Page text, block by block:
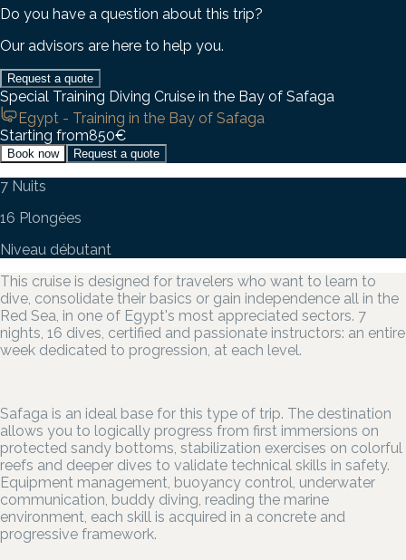
Do you have a question about this trip?
Our advisors are here to help you.
Request a quote
Special Training Diving Cruise in the Bay of Safaga
Egypt - Training in the Bay of Safaga
Starting from850€
Book now Request a quote
7 Nuits
16 Plongées
Niveau débutant
This cruise is designed for travelers who want to learn to
dive, consolidate their basics or gain independence all in the
Red Sea, in one of Egypt's most appreciated sectors. 7
nights, 16 dives, certified and passionate instructors: an entire
week dedicated to progression, at each level.
Safaga is an ideal base for this type of trip. The destination
allows you to logically progress from first immersions on
protected sandy bottoms, stabilization exercises on colorful
reefs and deeper dives to validate technical skills in safety.
Equipment management, buoyancy control, underwater
communication, buddy diving, reading the marine
environment, each skill is acquired in a concrete and
progressive framework.